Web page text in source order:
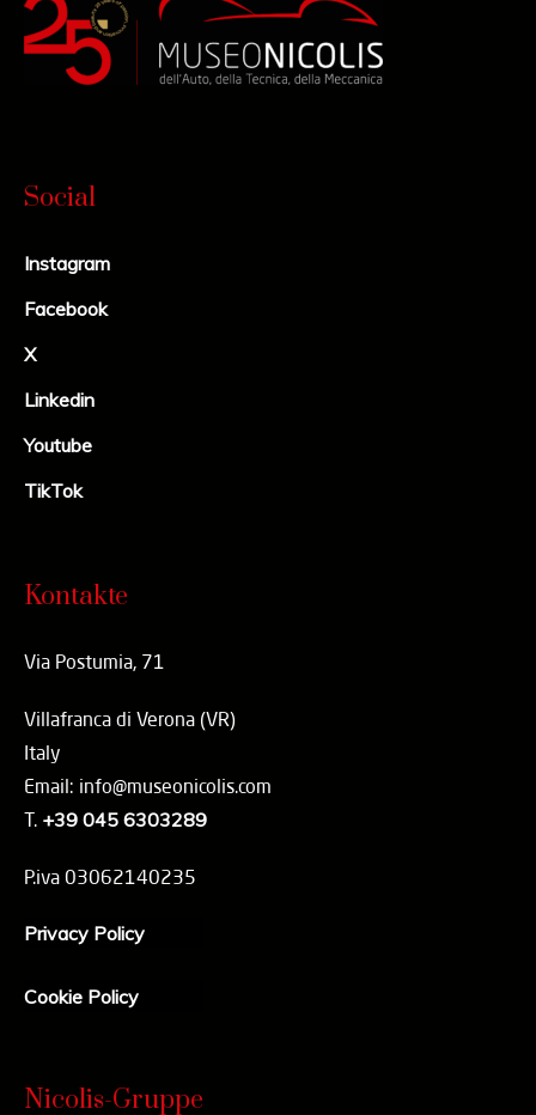
Social
Instagram
Facebook
X
Linkedin
Youtube
TikTok
Kontakte
Via Postumia, 71
Villafranca di Verona (VR)
Italy
Email: info@museonicolis.com
T. +39 045 6303289
P.iva 03062140235
Privacy Policy
Cookie Policy
Nicolis-Gruppe